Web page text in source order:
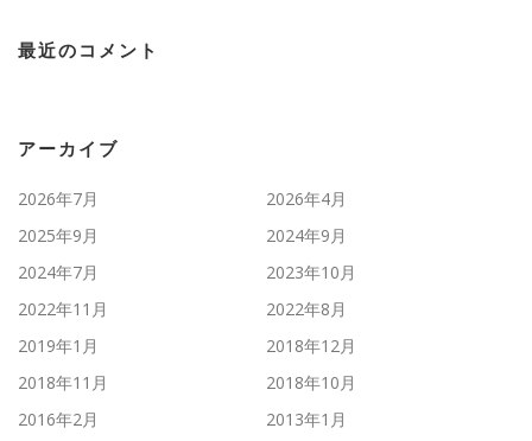
最近のコメント
アーカイブ
2026年7月
2026年4月
2025年9月
2024年9月
2024年7月
2023年10月
2022年11月
2022年8月
2019年1月
2018年12月
2018年11月
2018年10月
2016年2月
2013年1月